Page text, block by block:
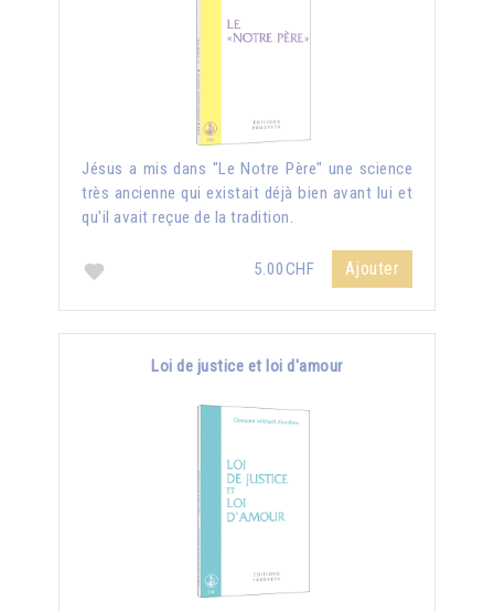
Jésus a mis dans "Le Notre Père" une science
très ancienne qui existait déjà bien avant lui et
qu'il avait reçue de la tradition.
5.00CHF Ajouter
Loi de justice et loi d'amour